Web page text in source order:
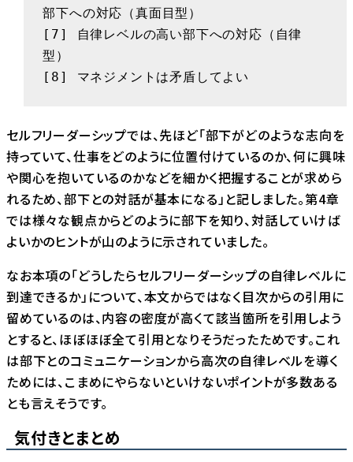
部下への対応（真面目型）
[7] 自律レベルの高い部下への対応（自律
型）
[8] マネジメントは矛盾してよい
セルフリーダーシップでは、先ほど「部下がどのような志向を
持っていて、仕事をどのように位置付けているのか、何に興味
や関心を抱いているのかなどを細かく把握することが求めら
れるため、部下との対話が基本になる」と記しました。第4章
では様々な観点からどのように部下を知り、対話していけば
よいかのヒントが山のように示されていました。
なお本項の「どうしたらセルフリーダーシップの自律レベルに
到達できるか」について、本文からではなく目次からの引用に
留めているのは、内容の密度が高くて該当箇所を引用しよう
とすると、ほぼほぼ全て引用となりそうだったためです。これ
は部下とのコミュニケーションから高次の自律レベルを導く
ためには、こまめにやらないといけないポイントが多数ある
とも言えそうです。
気付きとまとめ